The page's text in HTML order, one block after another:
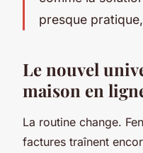
presque
Le nouvel
maison en
La routine change.
factures traînent